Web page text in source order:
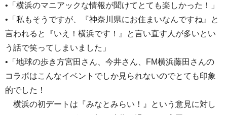
•「横浜のマニアックな情報が聞けてとても楽しかった！」
•「私もそうですが、『神奈川県にお住まいなんですね』と
言われると『いえ！横浜です！』と言い直す人が多いとい
う話で笑ってしまいました」
•「地球の歩き方宮田さん、今井さん、FM横浜藤田さんの
コラボはこんなイベントでしか見られないのでとても印象
的でした！
横浜の初デートは『みなとみらい！』という意見に対し